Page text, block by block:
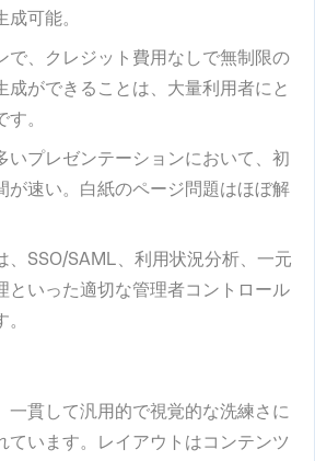
成可能。
で、クレジット費用なしで無制限の
成ができることは、大量利用者にと
。
いプレゼンテーションにおいて、初
が速い。白紙のページ問題はほぼ解
、SSO/SAML、利用状況分析、一元
といった適切な管理者コントロール
一貫して汎用的で視覚的な洗練さに
ています。レイアウトはコンテンツ